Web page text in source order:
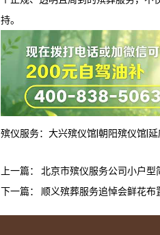
持。
殡仪服务： 大兴殡仪馆朝阳殡仪馆延
上一篇： 北京市殡仪服务公司小户
下一篇： 顺义殡葬服务追悼会鲜花